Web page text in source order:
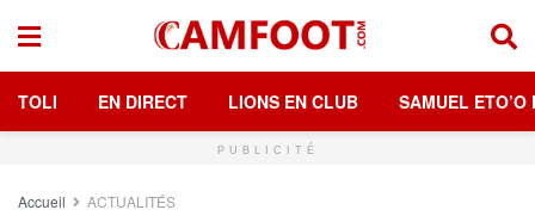
TOLI EN DIRECT LIONS EN CLUB SAMUEL ETO’O
PUBLICITÉ
Accueil ACTUALITÉS